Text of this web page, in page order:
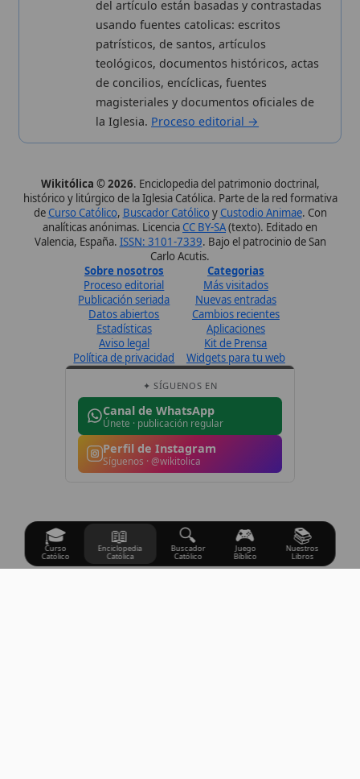
Wikitólica © 2026. Enciclopedia del patrimonio doctrinal,
histórico y litúrgico de la Iglesia Católica. Parte de la red formativa
analíticas anónimas. LicenciaCC BY-SA(texto). Editado en
Valencia, España.ISSN: 3101-7339. Bajo el patrocinio de San
Sobre nosotros
Proceso editorial
Datos abiertos
Estadísticas
Categorias
Más visitados
Cambios recientes
Aplicaciones
✦ SÍGUENOS EN
Canal de WhatsApp
Únete · publicación regular
Perfil de Instagram
Síguenos · @wikitolica